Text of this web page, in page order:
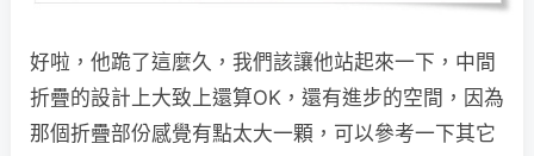
好啦，他跪了這麼久，我們該讓他站起來一下，中間
折疊的設計上大致上還算OK，還有進步的空間，因為
那個折疊部份感覺有點太大一顆，可以參考一下其它